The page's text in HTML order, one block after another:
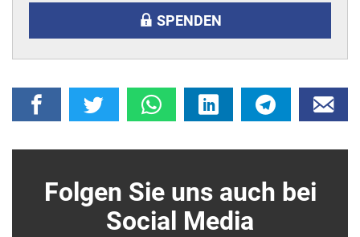
SPENDEN
Folgen Sie uns auch bei
Social Media